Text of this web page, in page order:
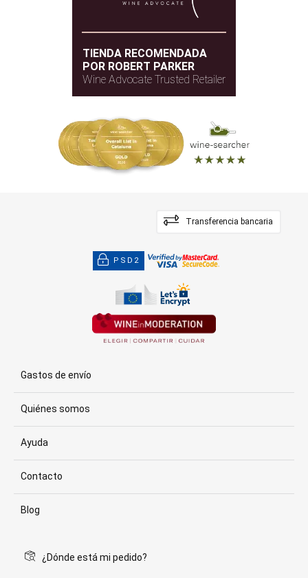
TIENDA RECOMENDADA
POR ROBERT PARKER
Wine Advocate Trusted Retailer
Transferencia bancaria
PSD2
Gastos de envío
Quiénes somos
Ayuda
Contacto
Blog
¿Dónde está mi pedido?